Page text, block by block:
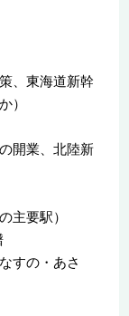
、東海道新幹
）
開業、北陸新
主要駅）
すの・あさ